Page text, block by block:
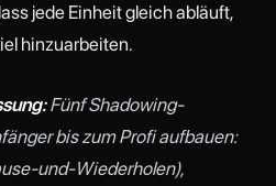
jede Einheit gleich abläuft,
hinzuarbeiten.
Fünf Shadowing-
bis zum Profi aufbauen:
und-Wiederholen),